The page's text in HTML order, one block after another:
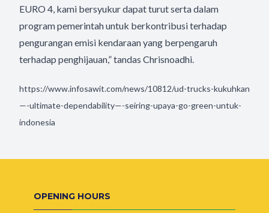
EURO 4, kami bersyukur dapat turut serta dalam
program pemerintah untuk berkontribusi terhadap
pengurangan emisi kendaraan yang berpengaruh
terhadap penghijauan,” tandas Chrisnoadhi.
https://www.infosawit.com/news/10812/ud-trucks-kukuhkan
—-ultimate-dependability—-seiring-upaya-go-green-untuk-
indonesia
OPENING HOURS